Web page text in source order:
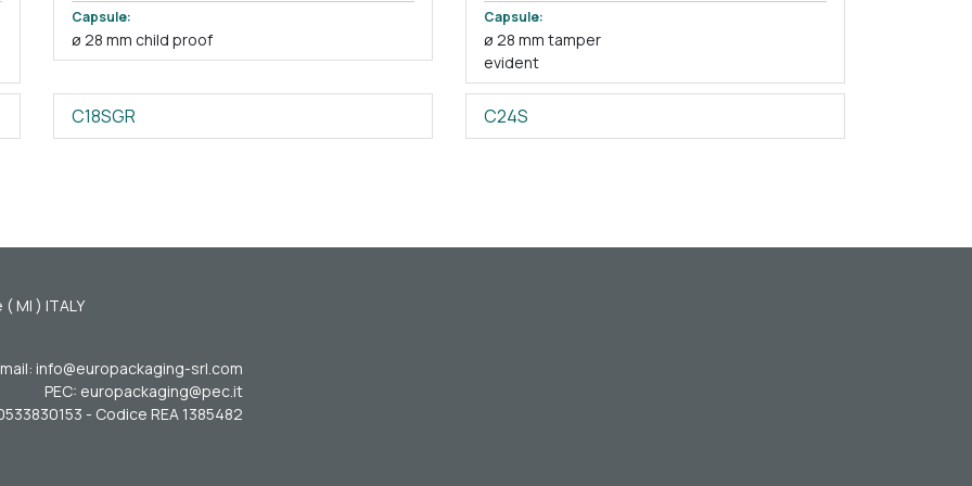
Capsule:
ø 28 mm child proof
Capsule:
ø 28 mm tamper
evident
C18SGR C24S
MI ) ITALY
info@europackaging-srl.com
PEC: europackaging@pec.it
- Codice REA 1385482